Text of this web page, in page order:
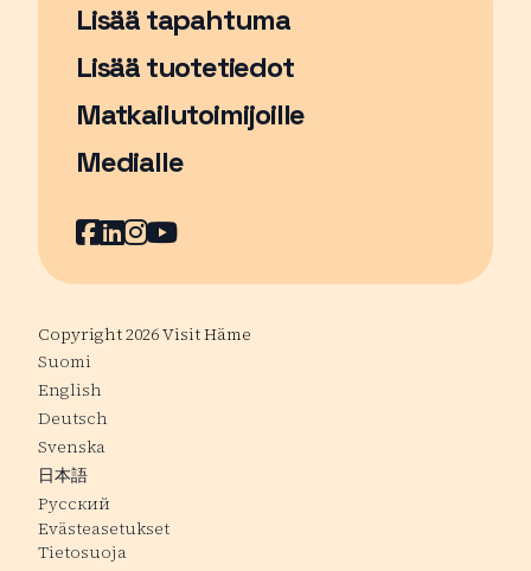
Lisää tapahtuma
Sivu avautuu uudessa ikkunassa
Lisää tuotetiedot
Matkailutoimijoille
Medialle
Facebook
Sivu avautuu uudessa ikkunassa
LinkedIn
Sivu avautuu uudessa ikkunassa
Instagram
Sivu avautuu uudessa
YouTube
Sivu avautuu uudessa
Copyright 2026 Visit Häme
Suomi
English
Deutsch
Svenska
日本語
Русский
Evästeasetukset
Tietosuoja